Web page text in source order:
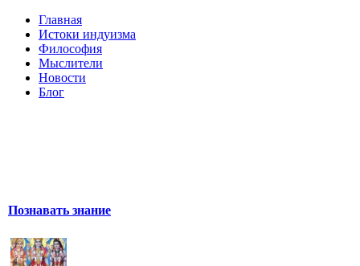
Главная
Истоки индуизма
Философия
Мыслители
Новости
Блог
Познавать знание